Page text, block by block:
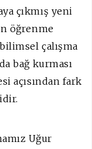
çıkmış yeni
öğrenme
çalışma
bağ kurması
açısından fark
Uğur